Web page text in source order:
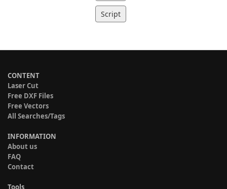
Script
CONTENT
Laser Cut
Free DXF Files
Free Vectors
All Searches/Tags
INFORMATION
About us
FAQ
Contact
Tools